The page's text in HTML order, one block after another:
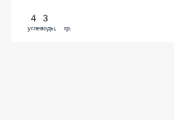
43
углеводы, гр.